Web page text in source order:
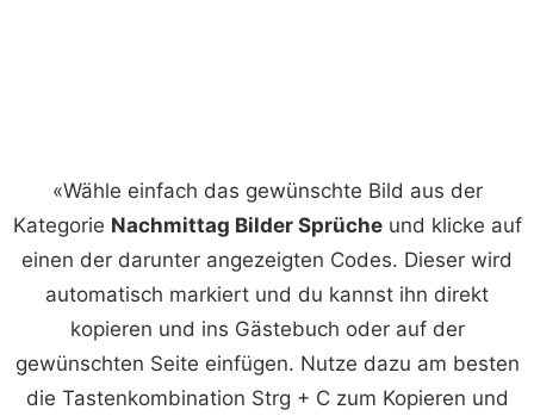
«Wähle einfach das gewünschte Bild aus der
Kategorie Nachmittag Bilder Sprücheund klicke auf
einen der darunter angezeigten Codes. Dieser wird
automatisch markiert und du kannst ihn direkt
kopieren und ins Gästebuch oder auf der
gewünschten Seite einfügen. Nutze dazu am besten
die Tastenkombination Strg + C zum Kopieren und